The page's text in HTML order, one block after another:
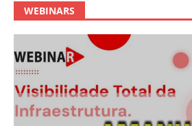
WEBINARS